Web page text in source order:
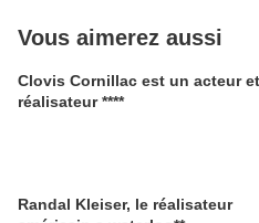
Vous aimerez aussi
Clovis Cornillac est un acteur et
réalisateur ****
Randal Kleiser, le réalisateur